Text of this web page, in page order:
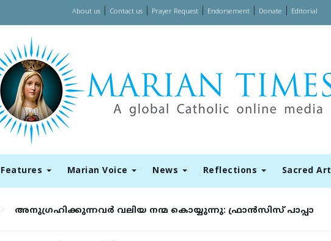
About us| Contact us| Prayer Request| Endorsement| Donate Editorial
Features Marian Voice News Reflections Sacred Art
> അനുഗ്രഹിക്കുന്നവര്‍ വലിയ നന്മ കൊയ്യുന്നു: ഫ്രാന്‍സിസ് പാപ്പാ